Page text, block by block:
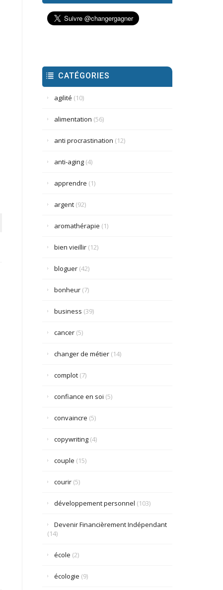
CATÉGORIES
agilité (10)
alimentation (56)
anti procrastination (12)
anti-aging(4)
apprendre (1)
argent(92)
aromathérapie (1)
bien vieillir(12)
bloguer(42)
bonheur(7)
business (39)
cancer(5)
changer de métier(14)
complot(7)
confiance en soi (5)
convaincre (5)
copywriting(4)
couple (15)
courir(5)
développement personnel (103)
Devenir Financièrement Indépendant
(14)
école (2)
écologie (9)